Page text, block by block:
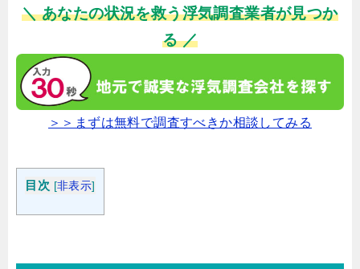
＼ あなたの状況を救う浮気調査業者が見つか
る ／
＞＞まずは無料で調査すべきか相談してみる
目次 [非表示]